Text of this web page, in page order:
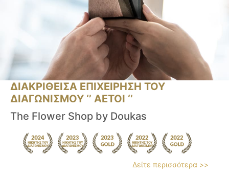
ΔΙΑΚΡΙΘΕΙΣΑ ΕΠΙΧΕΙΡΗΣΗ ΤΟΥ
ΔΙΑΓΩΝΙΣΜΟΥ ‘’ ΑΕΤΟΙ ‘’
The Flower Shop by Doukas
Δείτε περισσότερα >>